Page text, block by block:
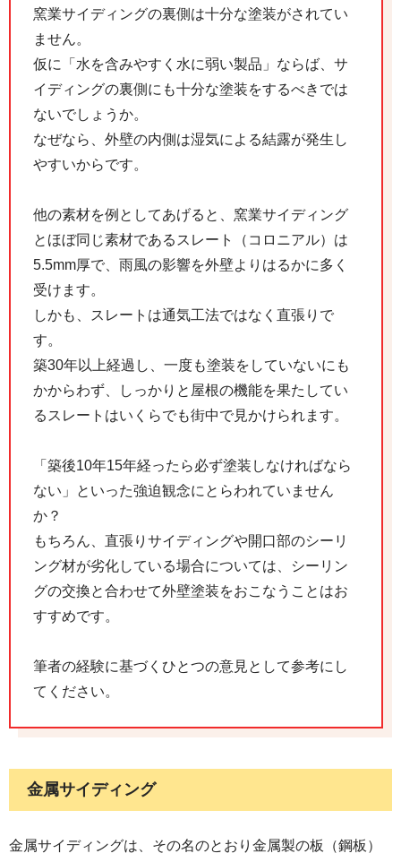
窯業サイディングの裏側は十分な塗装がされてい
ません。
仮に「水を含みやすく水に弱い製品」ならば、サ
イディングの裏側にも十分な塗装をするべきでは
ないでしょうか。
なぜなら、外壁の内側は湿気による結露が発生し
やすいからです。
他の素材を例としてあげると、窯業サイディング
とほぼ同じ素材であるスレート（コロニアル）は
5.5mm厚で、雨風の影響を外壁よりはるかに多く
受けます。
しかも、スレートは通気工法ではなく直張りで
す。
築30年以上経過し、一度も塗装をしていないにも
かからわず、しっかりと屋根の機能を果たしてい
るスレートはいくらでも街中で見かけられます。
「築後10年15年経ったら必ず塗装しなければなら
ない」といった強迫観念にとらわれていません
か？
もちろん、直張りサイディングや開口部のシーリ
ング材が劣化している場合については、シーリン
グの交換と合わせて外壁塗装をおこなうことはお
すすめです。
筆者の経験に基づくひとつの意見として参考にし
てください。
金属サイディング
金属サイディングは、その名のとおり金属製の板（鋼板）